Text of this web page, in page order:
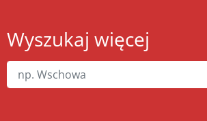
Wyszukaj więcej